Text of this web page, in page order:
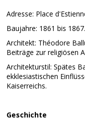
Adresse: Place
Baujahre: 1861 bis 1867.
Architekt: Théodore
Beiträge zur religiösen
Architekturstil: Spätes
ekklesiastischen
Kaiserreichs.
Geschichte